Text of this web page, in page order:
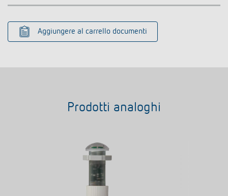
Aggiungere al carrello documenti
Prodotti analoghi